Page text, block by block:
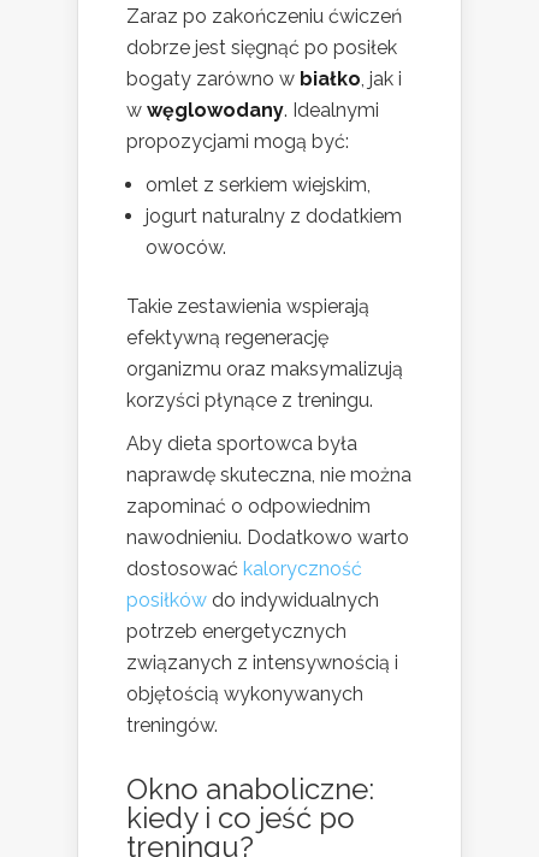
Zaraz po zakończeniu ćwiczeń
dobrze jest sięgnąć po posiłek
bogaty zarówno w białko , jak i
w węglowodany. Idealnymi
propozycjami mogą być:
omlet z serkiem wiejskim,
jogurt naturalny z dodatkiem
owoców.
Takie zestawienia wspierają
efektywną regenerację
organizmu oraz maksymalizują
korzyści płynące z treningu.
Aby dieta sportowca była
naprawdę skuteczna, nie można
zapominać o odpowiednim
nawodnieniu. Dodatkowo warto
dostosować kaloryczność
posiłków do indywidualnych
potrzeb energetycznych
związanych z intensywnością i
objętością wykonywanych
treningów.
Okno anaboliczne:
kiedy i co jeść po
treningu?